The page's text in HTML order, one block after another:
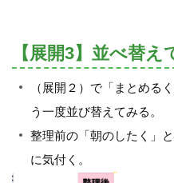
【展開3】並べ替え
（展開２）で「まとめる
う一度並び替えてみる。
整理前の「朝のしたく」
に気付く。